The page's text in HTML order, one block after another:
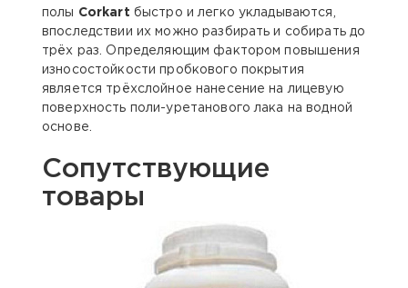
полы Corkart быстро и легко укладываются,
впоследствии их можно разбирать и собирать до
трёх раз. Определяющим фактором повышения
износостойкости пробкового покрытия
является трёхслойное нанесение на лицевую
поверхность поли-уретанового лака на водной
основе.
Сопутствующие
товары